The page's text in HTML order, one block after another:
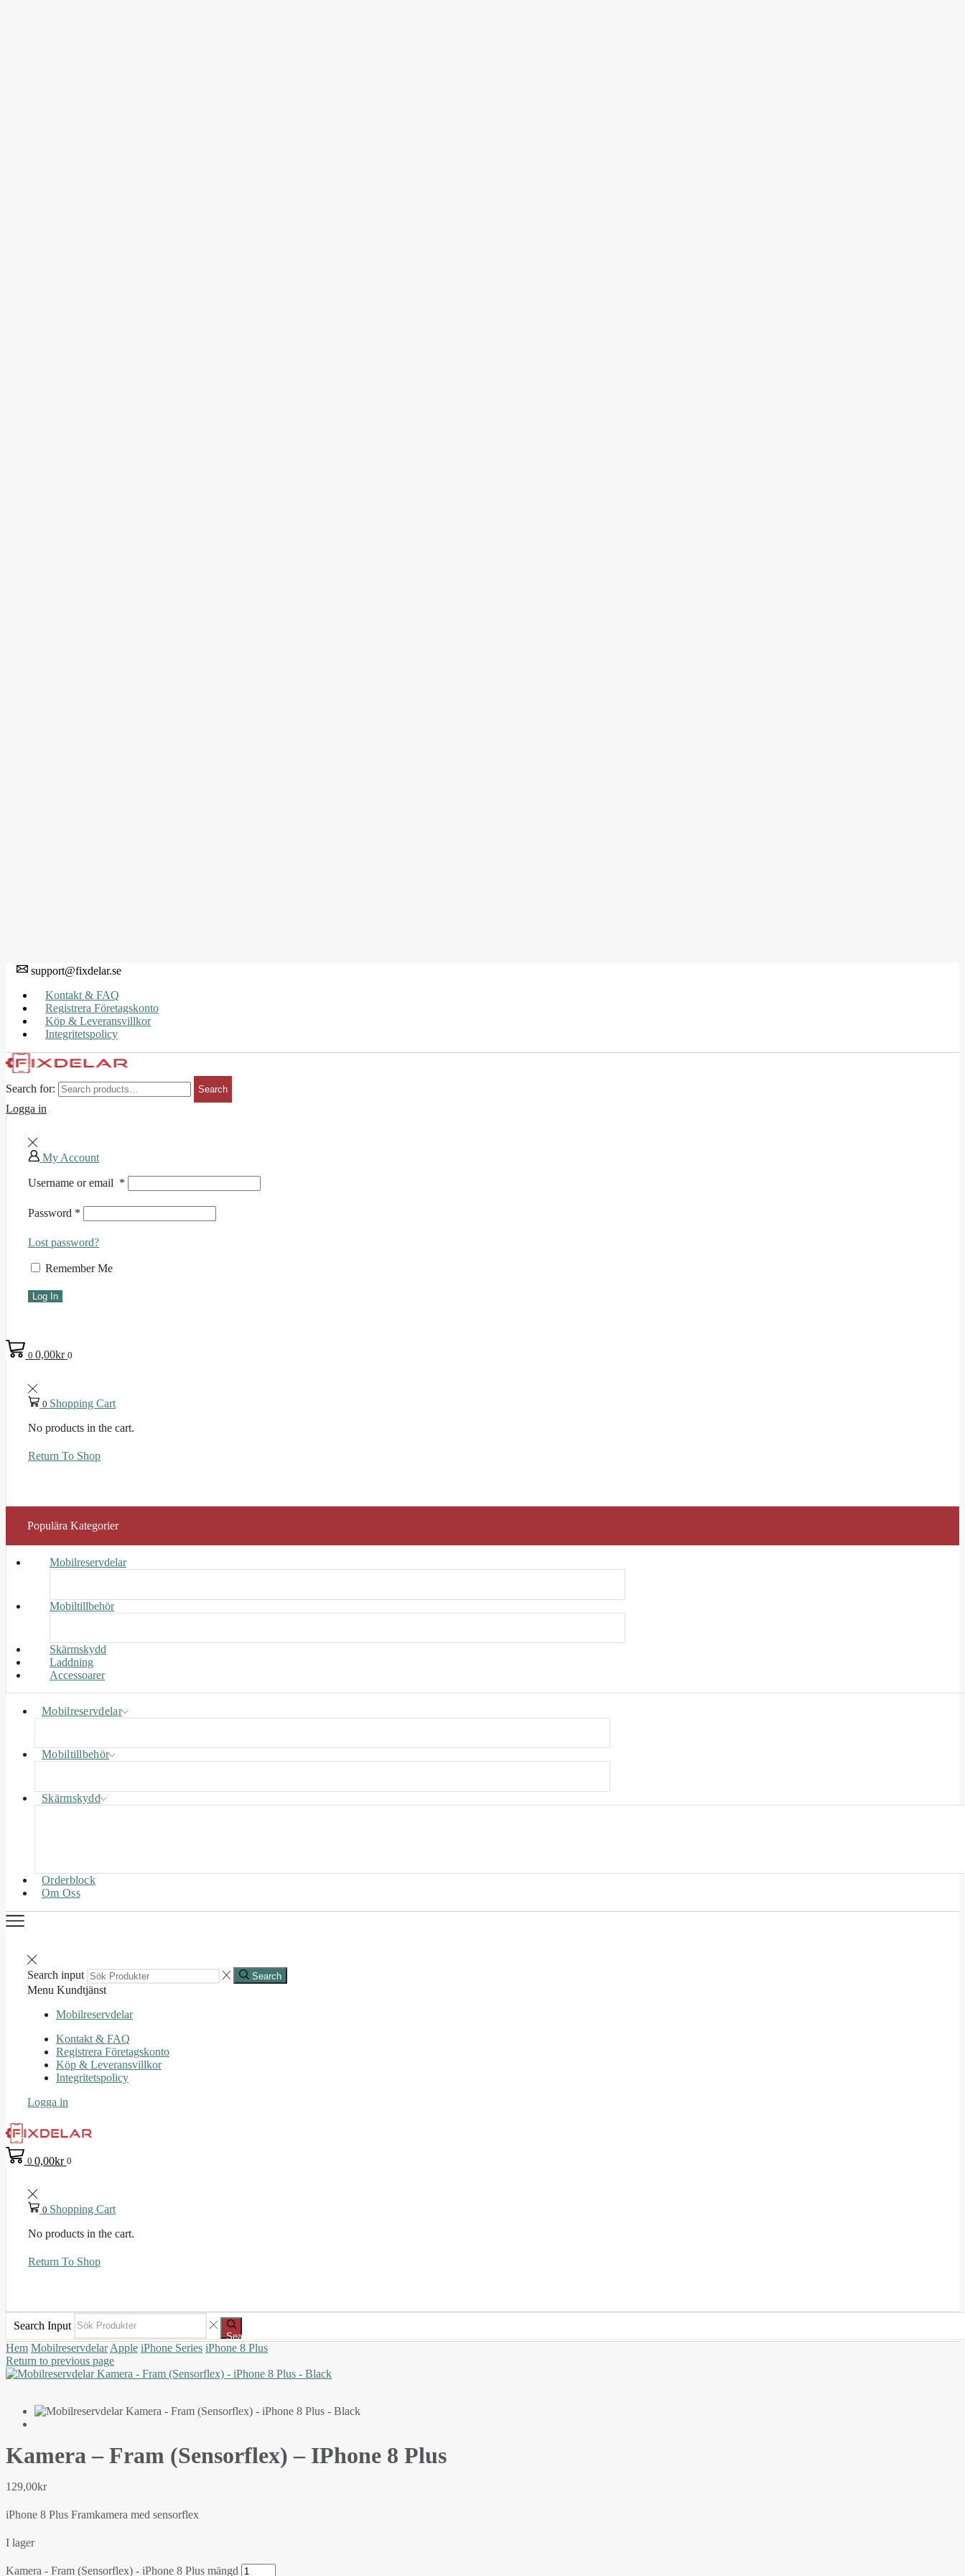
support@fixdelar.se
Kontakt & FAQ
Registrera Företagskonto
Köp & Leveransvillkor
Integritetspolicy
Search for: Search
Logga in
My Account
Username or email *
Password *
Lost password?
Remember Me
Log In
00,00kr 0
0 Shopping Cart
No products in the cart.
Return To Shop
Populära Kategorier
Mobilreservdelar
Mobiltillbehör
Skärmskydd
Laddning
Accessoarer
Mobilreservdelar
Mobiltillbehör
Skärmskydd
Orderblock
Om Oss
Search input Search
Menu Kundtjänst
Mobilreservdelar
Kontakt & FAQ
Registrera Företagskonto
Köp & Leveransvillkor
Integritetspolicy
Logga in
0 0,00kr 0
0 Shopping Cart
No products in the cart.
Return To Shop
Search Input
Search
Hem Mobilreservdelar Apple iPhone Series iPhone 8 Plus
Return to previous page
Kamera – Fram (Sensorflex) – IPhone 8 Plus
129,00kr
iPhone 8 Plus Framkamera med sensorflex
I lager
Kamera - Fram (Sensorflex) - iPhone 8 Plus mängd